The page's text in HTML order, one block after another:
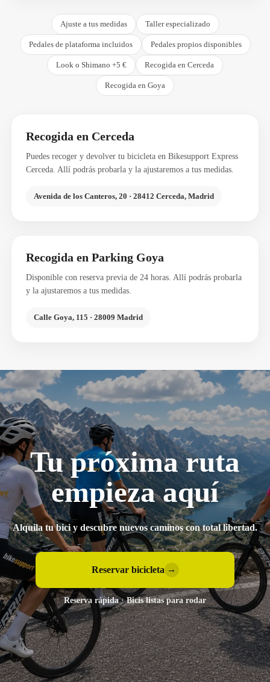
Ajuste a tus medidas Taller especializado
Pedales de plataforma incluidos Pedales propios disponibles
Look o Shimano +5 € Recogida en Cerceda
Recogida en Goya
Recogida en Cerceda
Puedes recoger y devolver tu bicicleta en Bikesupport Express
Cerceda. Allí podrás probarla y la ajustaremos a tus medidas.
Avenida de los Canteros, 20 · 28412 Cerceda, Madrid
Recogida en Parking Goya
Disponible con reserva previa de 24 horas. Allí podrás probarla
y la ajustaremos a tus medidas.
Calle Goya, 115 · 28009 Madrid
Tu próxima ruta
empieza aquí
Alquila tu bici y descubre nuevos caminos con total libertad.
Reservar bicicleta →
Reserva rápida · Bicis listas para rodar